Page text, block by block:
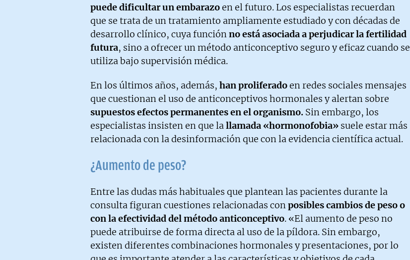
puede dificultarun embarazoen el futuro. Los especialistas recuerdan
que se trata de un tratamiento ampliamente estudiado y con décadas de
desarrollo clínico, cuya funciónno está asociada a perjudicar la fertilidad
futura, sino a ofrecer un método anticonceptivo seguro y eficaz cuando se
utiliza bajo supervisión médica.
En los últimos años, además, han proliferadoen redes sociales mensajes
que cuestionan el uso de anticonceptivos hormonales y alertan sobre
supuestos efectos permanentes en el organismo. Sin embargo, los
especialistas insisten en que lallamada «hormonofobia» suele estar más
relacionada con la desinformación que con la evidencia científica actual.
¿Aumento de peso?
Entre las dudas más habituales que plantean las pacientes durante la
consulta figuran cuestiones relacionadas conposibles cambios de peso o
con la efectividad del método anticonceptivo. «El aumento de peso no
puede atribuirse de forma directa al uso de la píldora. Sin embargo,
existen diferentes combinaciones hormonales y presentaciones, por lo